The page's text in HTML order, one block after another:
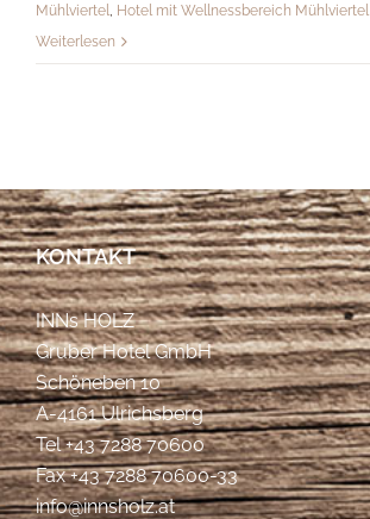
Mühlviertel, Hotel mit Wellnessbereich Mühlviertel
Weiterlesen
KONTAKT
INNs HOLZ
Gruber Hotel GmbH
Schöneben 10
A-4161 Ulrichsberg
Tel+43 7288 70600
Fax +43 7288 70600-33
info@innsholz.at